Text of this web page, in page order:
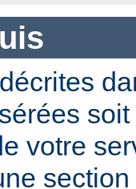
votre
section